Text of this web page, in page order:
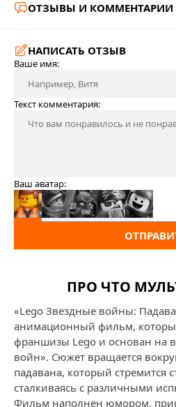
ОТЗЫВЫ И КОММЕНТАРИИ
НАПИСАТЬ ОТЗЫВ
Ваше имя:
Текст комментария:
Ваш аватар:
ПРО ЧТО
«Lego Звездные войны:
анимационный фильм,
франшизы Lego и основан на
войн». Сюжет вращается
падавана, который стремится
сталкиваясь с различными
Фильм наполнен юмором,